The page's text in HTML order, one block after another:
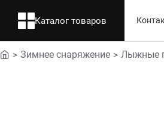
Каталог товаров
Зимнее снаряжение Лыжные